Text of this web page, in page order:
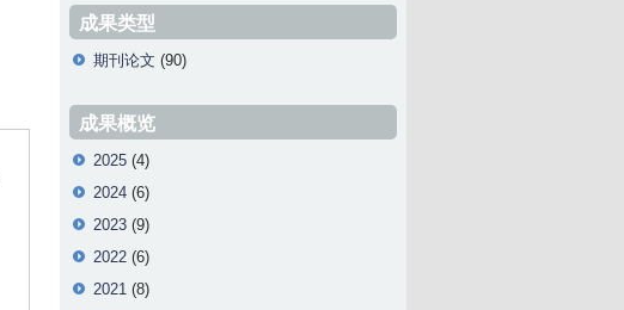
成果类型
期刊论文 (90)
成果概览
2025 (4)
2024 (6)
2023 (9)
2022 (6)
2021 (8)